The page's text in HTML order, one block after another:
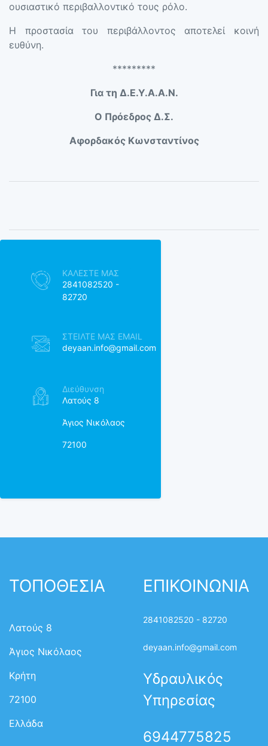
ουσιαστικό περιβαλλοντικό τους ρόλο.
Η προστασία του περιβάλλοντος αποτελεί κοινή
ευθύνη.
*********
Για τη Δ.Ε.Υ.Α.Α.Ν.
Ο Πρόεδρος Δ.Σ.
Αφορδακός Κωνσταντίνος
ΚΑΛΕΣTΕ ΜΑΣ
2841082520 -
82720
ΣΤΕΙΛΤΕ ΜΑΣ EMAIL
deyaan.info@gmail.com
Διεύθυνση
Λατούς 8
Άγιος Νικόλαος
72100
ΤΟΠΟΘΕΣΙΑ
Λατούς 8
Άγιος Νικόλαος
Κρήτη
72100
Ελλάδα
ΕΠΙΚΟΙΝΩΝΙΑ
2841082520 - 82720
deyaan.info@gmail.com
Υδραυλικός
Υπηρεσίας
6944775825